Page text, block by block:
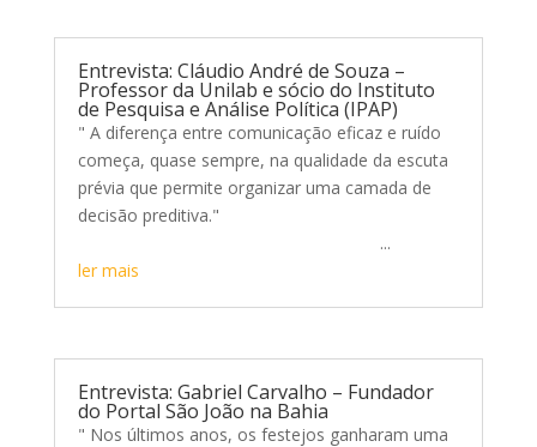
Entrevista: Cláudio André de Souza –
Professor da Unilab e sócio do Instituto
de Pesquisa e Análise Política (IPAP)
" A diferença entre comunicação eficaz e ruído
começa, quase sempre, na qualidade da escuta
prévia que permite organizar uma camada de
decisão preditiva."
...
ler mais
Entrevista: Gabriel Carvalho – Fundador
do Portal São João na Bahia
" Nos últimos anos, os festejos ganharam uma